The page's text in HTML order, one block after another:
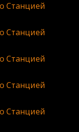
Cтанцией
Cтанцией
Cтанцией
Cтанцией
Cтанцией